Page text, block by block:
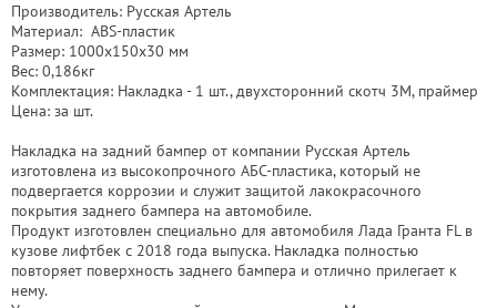
Производитель: Русская Артель
Материал: ABS-пластик
Размер: 1000х150х30 мм
Вес: 0,186кг
Комплектация: Накладка - 1 шт., двухсторонний скотч 3М, праймер
Цена: за шт.
Накладка на задний бампер от компании Русская Артель
изготовлена из высокопрочного АБС-пластика, который не
подвергается коррозии и служит защитой лакокрасочного
покрытия заднего бампера на автомобиле.
Продукт изготовлен специально для автомобиля Лада Гранта FL в
кузове лифтбек с 2018 года выпуска. Накладка полностью
повторяет поверхность заднего бампера и отлично прилегает к
нему.